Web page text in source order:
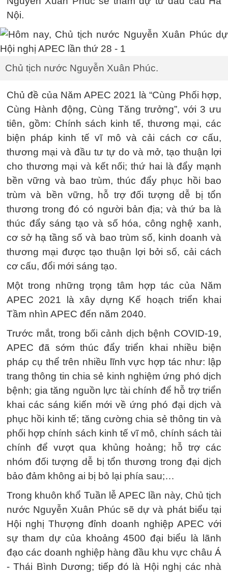
Nội.
Chủ tịch nước Nguyễn Xuân Phúc.
Chủ đề của Năm APEC 2021 là “Cùng Phối hợp,
Cùng Hành động, Cùng Tăng trưởng”, với 3 ưu
tiên, gồm: Chính sách kinh tế, thương mại, các
biện pháp kinh tế vĩ mô và cải cách cơ cấu,
thương mại và đầu tư tự do và mở, tạo thuận lợi
cho thương mại và kết nối; thứ hai là đẩy mạnh
bền vững và bao trùm, thúc đẩy phục hồi bao
trùm và bền vững, hỗ trợ đối tượng dễ bị tổn
thương trong đó có người bản địa; và thứ ba là
thúc đẩy sáng tạo và số hóa, công nghệ xanh,
cơ sở hạ tầng số và bao trùm số, kinh doanh và
thương mại được tạo thuận lợi bởi số, cải cách
cơ cấu, đổi mới sáng tạo.
Một trong những trọng tâm hợp tác của Năm
APEC 2021 là xây dựng Kế hoạch triển khai
Tầm nhìn APEC đến năm 2040.
Trước mắt, trong bối cảnh dịch bệnh COVID-19,
APEC đã sớm thúc đẩy triển khai nhiều biện
pháp cụ thể trên nhiều lĩnh vực hợp tác như: lập
trang thông tin chia sẻ kinh nghiệm ứng phó dịch
bệnh; gia tăng nguồn lực tài chính để hỗ trợ triển
khai các sáng kiến mới về ứng phó đại dịch và
phục hồi kinh tế; tăng cường chia sẻ thông tin và
phối hợp chính sách kinh tế vĩ mô, chính sách tài
chính để vượt qua khủng hoảng; hỗ trợ các
nhóm đối tượng dễ bị tổn thương trong đại dịch
bảo đảm không ai bị bỏ lại phía sau;…
Trong khuôn khổ Tuần lễ APEC lần này, Chủ tịch
nước Nguyễn Xuân Phúc sẽ dự và phát biểu tại
Hội nghị Thượng đỉnh doanh nghiệp APEC với
sự tham dự của khoảng 4500 đại biểu là lãnh
đạo các doanh nghiệp hàng đầu khu vực châu Á
- Thái Bình Dương; tiếp đó là Hội nghị các nhà